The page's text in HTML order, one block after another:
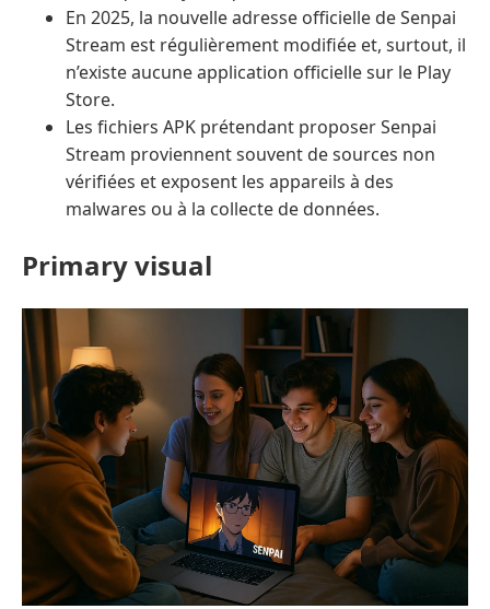
En 2025, la nouvelle adresse officielle de Senpai
Stream est régulièrement modifiée et, surtout, il
n’existe aucune application officielle sur le Play
Store.
Les fichiers APK prétendant proposer Senpai
Stream proviennent souvent de sources non
vérifiées et exposent les appareils à des
malwares ou à la collecte de données.
Primary visual